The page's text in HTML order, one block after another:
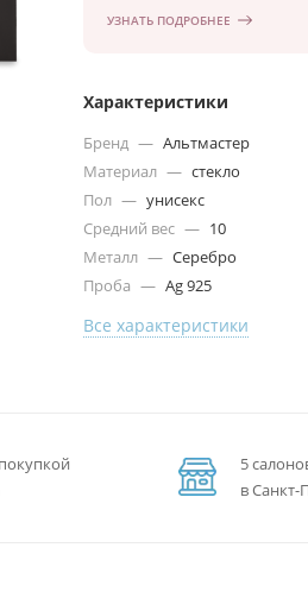
УЗНАТЬ ПОДРОБНЕЕ
Характеристики
Бренд — Альтмастер
Материал — стекло
Пол — унисекс
Средний вес — 10
Металл — Серебро
Проба — Ag 925
Все характеристики
5
в Санкт-